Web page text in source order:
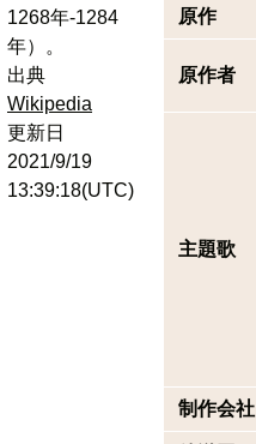
1268年-1284
年）。
出典
Wikipedia
更新日
2021/9/19
13:39:18(UTC)
原作
原作者
主題歌
制作会社